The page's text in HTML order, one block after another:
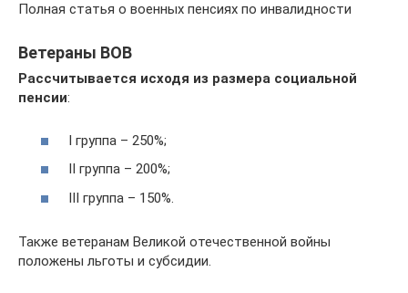
Полная статья о военных пенсиях по инвалидности
Ветераны ВОВ
Рассчитывается исходя из размера социальной
пенсии:
I группа – 250%;
II группа – 200%;
III группа – 150%.
Также ветеранам Великой отечественной войны
положены льготы и субсидии.